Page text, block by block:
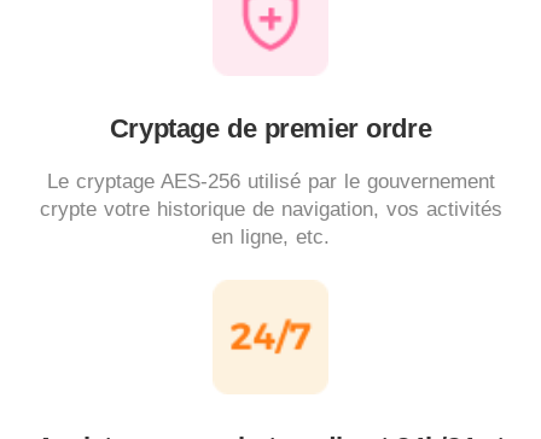
Cryptage de premier ordre
Le cryptage AES-256 utilisé par le gouvernement
crypte votre historique de navigation, vos activités
en ligne, etc.